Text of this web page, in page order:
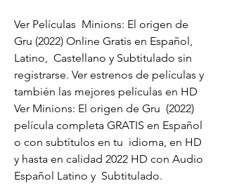
Ver Películas  Minions: El origen de
Gru (2022) Online Gratis en Español,
Latino,  Castellano y Subtitulado sin
registrarse. Ver estrenos de películas y
también las mejores películas en HD
Ver Minions: El origen de Gru  (2022)
película completa GRATIS en Español
o con subtítulos en tu  idioma, en HD
y hasta en calidad 2022 HD con Audio
Español Latino y  Subtitulado.